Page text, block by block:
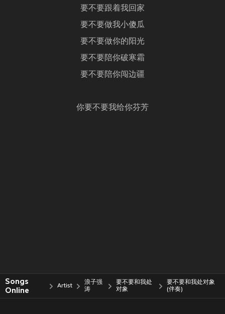
要不要跟着我回家
要不要做我小傻瓜
要不要做你的阳光
要不要陪你破寒霜
要不要陪你闯边疆
你要不要我给你芬芳
Songs
Online
Artist
浪子强
涛
要不要和我处
对象
要不要和我处对象
(伴奏)